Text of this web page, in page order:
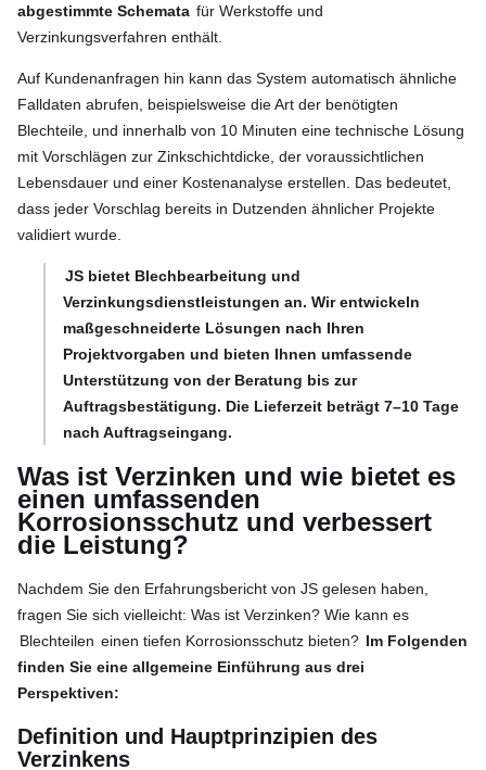
abgestimmte Schemata für Werkstoffe und
Verzinkungsverfahren enthält.
Auf Kundenanfragen hin kann das System automatisch ähnliche
Falldaten abrufen, beispielsweise die Art der benötigten
Blechteile, und innerhalb von 10 Minuten eine technische Lösung
mit Vorschlägen zur Zinkschichtdicke, der voraussichtlichen
Lebensdauer und einer Kostenanalyse erstellen. Das bedeutet,
dass jeder Vorschlag bereits in Dutzenden ähnlicher Projekte
validiert wurde.
JS bietet Blechbearbeitung und
Verzinkungsdienstleistungen an. Wir entwickeln
maßgeschneiderte Lösungen nach Ihren
Projektvorgaben und bieten Ihnen umfassende
Unterstützung von der Beratung bis zur
Auftragsbestätigung. Die Lieferzeit beträgt 7–10 Tage
nach Auftragseingang.
Was ist Verzinken und wie bietet es
einen umfassenden
Korrosionsschutz und verbessert
die Leistung?
Nachdem Sie den Erfahrungsbericht von JS gelesen haben,
fragen Sie sich vielleicht: Was ist Verzinken? Wie kann es
Blechteilen einen tiefen Korrosionsschutz bieten? Im Folgenden
finden Sie eine allgemeine Einführung aus drei
Perspektiven:
Definition und Hauptprinzipien des
Verzinkens